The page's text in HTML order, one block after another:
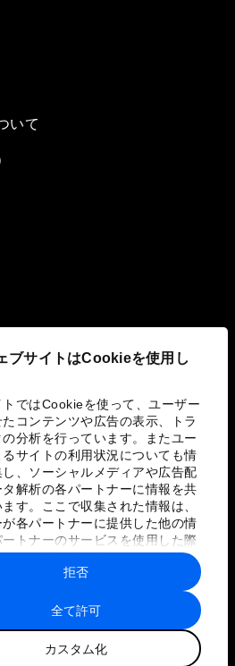
ブサイトはCookieを使用し
トではCookieを使って、ユーザー
コンテンツや広告の表示、トラ
分析を行っています。またユー
サイトの利用状況についても情
、ソーシャルメディアや広告配
解析の各パートナーに情報を共
す。ここで収集された情報は、
が各パートナーに提供した他の情
トナーのサービスを使用した際
れた情報と組み合わされ、各パー
って使用されることがありま
全て許可
カスタム化
拒否
いて
組み
ポリシーと利用規約
サイトマップ
世界経済フォーラム